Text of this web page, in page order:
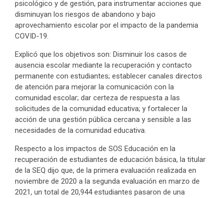
psicológico y de gestión, para instrumentar acciones que
disminuyan los riesgos de abandono y bajo
aprovechamiento escolar por el impacto de la pandemia
COVID-19.
Explicó que los objetivos son: Disminuir los casos de
ausencia escolar mediante la recuperación y contacto
permanente con estudiantes; establecer canales directos
de atención para mejorar la comunicación con la
comunidad escolar; dar certeza de respuesta a las
solicitudes de la comunidad educativa; y fortalecer la
acción de una gestión pública cercana y sensible a las
necesidades de la comunidad educativa.
Respecto a los impactos de SOS Educación en la
recuperación de estudiantes de educación básica, la titular
de la SEQ dijo que, de la primera evaluación realizada en
noviembre de 2020 a la segunda evaluación en marzo de
2021, un total de 20,944 estudiantes pasaron de una